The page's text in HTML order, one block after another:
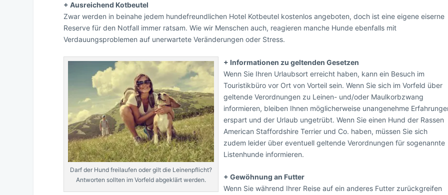
+ Ausreichend Kotbeutel
Zwar werden in beinahe jedem hundefreundlichen Hotel Kotbeutel kostenlos angeboten, doch ist eine eigene eiserne
Reserve für den Notfall immer ratsam. Wie wir Menschen auch, reagieren manche Hunde ebenfalls mit
Verdauungsproblemen auf unerwartete Veränderungen oder Stress.
Darf der Hund freilaufen oder gilt die Leinenpflicht?
Antworten sollten im Vorfeld abgeklärt werden.
+ Informationen zu geltenden Gesetzen
Wenn Sie Ihren Urlaubsort erreicht haben, kann ein Besuch im
Touristikbüro vor Ort von Vorteil sein. Wenn Sie sich im Vorfeld über
geltende Verordnungen zu Leinen- und/oder Maulkorbzwang
informieren, bleiben Ihnen möglicherweise unangenehme
erspart und der Urlaub ungetrübt. Wenn Sie einen Hund der Rassen
American Staffordshire Terrier und Co. haben, müssen Sie sich
zudem leider über eventuell geltende Verordnungen für sogenannte
Listenhunde informieren.
+ Gewöhnung an Futter
Wenn Sie während Ihrer Reise auf ein anderes Futter zurückgreifen